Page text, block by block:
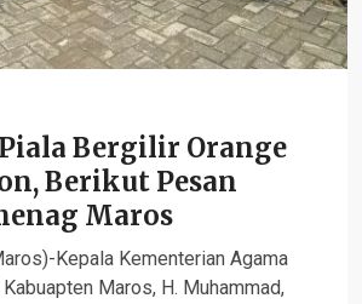
Bergilir Orange
Berikut Pesan
Maros
Kepala Kementerian Agama
Maros, H. Muhammad,